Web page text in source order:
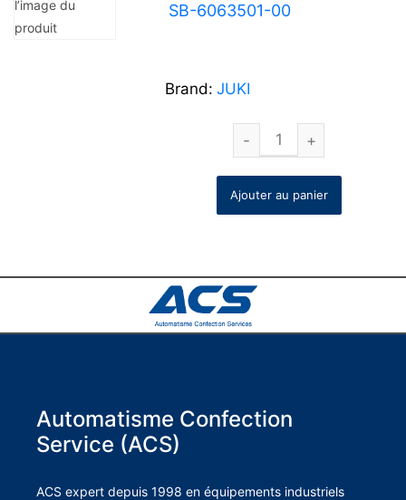
SB-6063501-00
Brand: JUKI
Ajouter au panier
Automatisme Confection
Service (ACS)
ACS expert depuis 1998 en équipements industriels